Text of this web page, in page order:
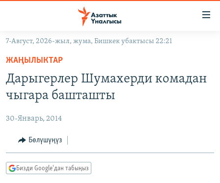
Навигацияга
өтүңүз
Издөөгө
салыңызКЫРГЫЗСТАН
ЭКОНОМИКА
МАДАНИЯТ
ДҮЙНӨ
БОРБОР АЗИЯ
УКРАИНА
АТАЙЫН ИЛИКТӨӨ
ТВ ПРОГРАММАЛАР
ЭКСПЕРТТЕР ТАЛДАЙТ
ӨЗГӨЧӨ ПИКИР
7-Август, 2026-жыл, жума, Бишкек убактысы 22:21
ЖАҢЫЛЫКТАР
Дарыгерлер Шумахерди комадан
чыгара башташты
30-Январь, 2014
Бөлүшүңүз
Бизди Google'дан табыңыз